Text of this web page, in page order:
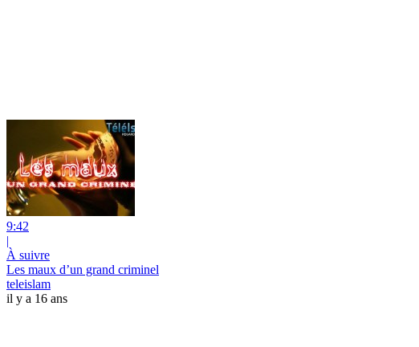
9:42
|
À suivre
Les maux d’un grand criminel
teleislam
il y a 16 ans